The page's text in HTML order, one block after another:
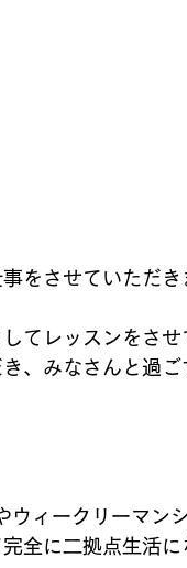
をさせていただき
てレッスンをさ
、みなさんと過ご
ィークリーマン
全に二拠点生活に